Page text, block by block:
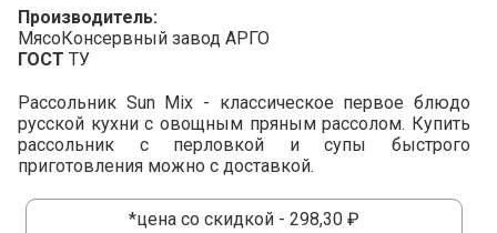
Производитель:
МясоКонсервный завод АРГО
ГОСТ ТУ
Рассольник Sun Mix - классическое первое блюдо
русской кухни с овощным пряным рассолом. Купить
рассольник с перловкой и супы быстрого
приготовления можно с доставкой.
*цена со скидкой - 298,30 ₽